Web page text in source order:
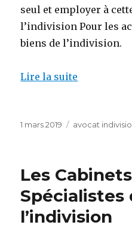
seul et employer à
l’indivision Pour les
biens de l’indivision.
Lire la suite
Publié
1 mars 2019 Catégories
avocat
Les
Spécialistes
l’indivision